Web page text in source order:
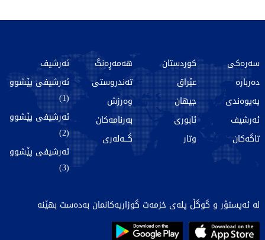
سەرەکی
دەربارە
پەیوەندی
ئەرشیف
تاگەکان
کوردستان
عێراق
جیهان
ئابوری
وتار
هەمەڕەنگ
تەندروستی
وەرزش
بەرنامەکان
گـــەلەری
ئەرشیف
ئەرشیفی پێشوو
(1)
ئەرشیفی پێشوو
(2)
ئەرشیفی پێشوو
(3)
لە ئەپستۆر و گوگڵ پلەی خزمەت گوزاریەکانمان بەدەست بهێنە